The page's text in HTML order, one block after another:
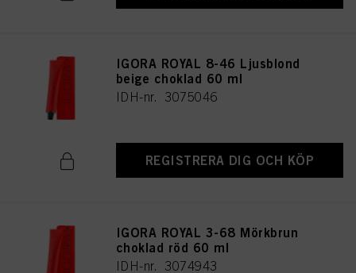
IGORA ROYAL 8-46 Ljusblond
beige choklad 60 ml
IDH-nr. 3075046
REGISTRERA DIG OCH KÖP
IGORA ROYAL 3-68 Mörkbrun
choklad röd 60 ml
IDH-nr. 3074943